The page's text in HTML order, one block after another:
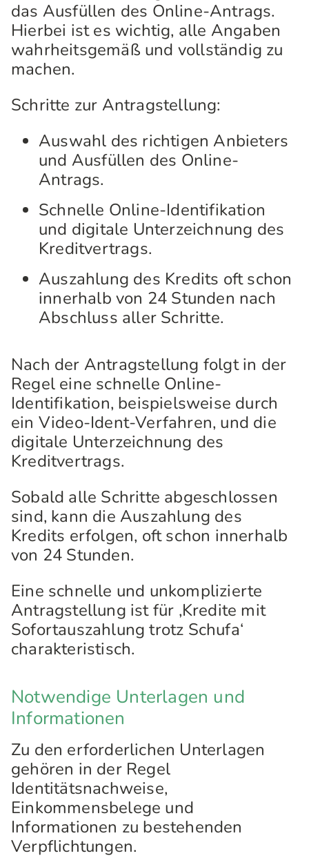
das Ausfüllen des Online-Antrags.
Hierbei ist es wichtig, alle Angaben
wahrheitsgemäß und vollständig zu
machen.
Schritte zur Antragstellung:
Auswahl des richtigen Anbieters
und Ausfüllen des Online-
Antrags.
Schnelle Online-Identifikation
und digitale Unterzeichnung des
Kreditvertrags.
Auszahlung des Kredits oft schon
innerhalb von 24 Stunden nach
Abschluss aller Schritte.
Nach der Antragstellung folgt in der
Regel eine schnelle Online-
Identifikation, beispielsweise durch
ein Video-Ident-Verfahren, und die
digitale Unterzeichnung des
Kreditvertrags.
Sobald alle Schritte abgeschlossen
sind, kann die Auszahlung des
Kredits erfolgen, oft schon innerhalb
von 24 Stunden.
Eine schnelle und unkomplizierte
Antragstellung ist für ‚Kredite mit
Sofortauszahlung trotz Schufa‘
charakteristisch.
Notwendige Unterlagen und
Informationen
Zu den erforderlichen Unterlagen
gehören in der Regel
Identitätsnachweise,
Einkommensbelege und
Informationen zu bestehenden
Verpflichtungen.